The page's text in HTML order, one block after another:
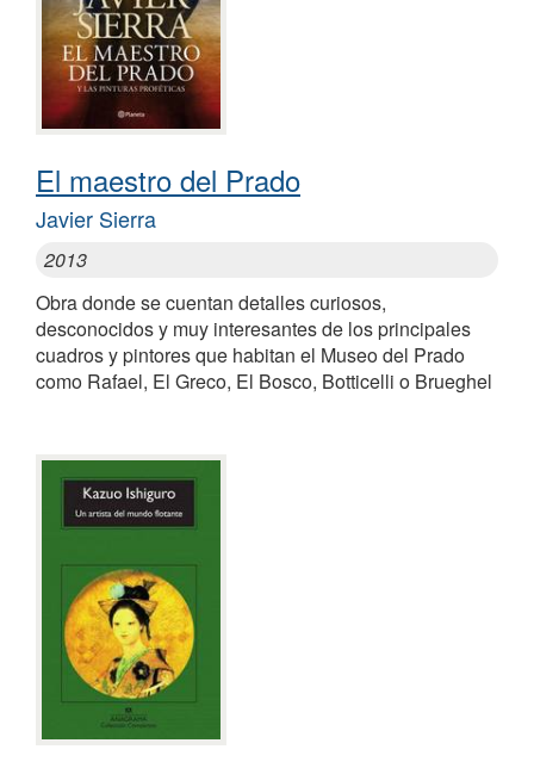
El maestro del Prado
Javier Sierra
2013
Obra donde se cuentan detalles curiosos,
desconocidos y muy interesantes de los principales
cuadros y pintores que habitan el Museo del Prado
como Rafael, El Greco, El Bosco, Botticelli o Brueghel